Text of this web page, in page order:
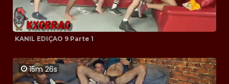
KANIL EDIÇAO 9 Parte 1
15m 26s